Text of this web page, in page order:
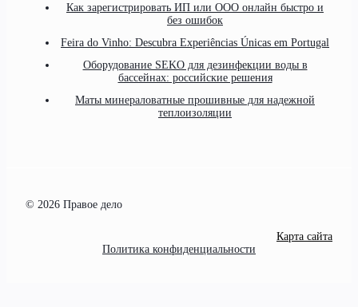
Как зарегистрировать ИП или ООО онлайн быстро и
без ошибок
Feira do Vinho: Descubra Experiências Únicas em Portugal
Оборудование SEKO для дезинфекции воды в
бассейнах: российские решения
Маты минераловатные прошивные для надежной
теплоизоляции
© 2026 Правое дело
Карта сайта
Политика конфиденциальности